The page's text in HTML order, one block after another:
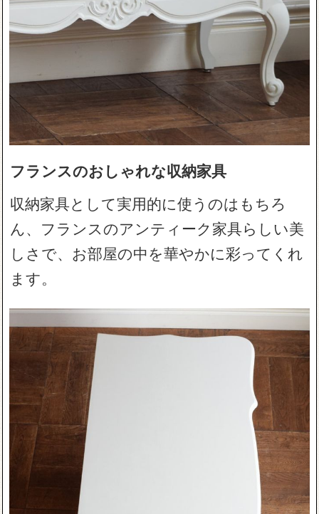
フランスのおしゃれな収納家具
収納家具として実用的に使うのはもちろ
ん、フランスのアンティーク家具らしい美
しさで、お部屋の中を華やかに彩ってくれ
ます。